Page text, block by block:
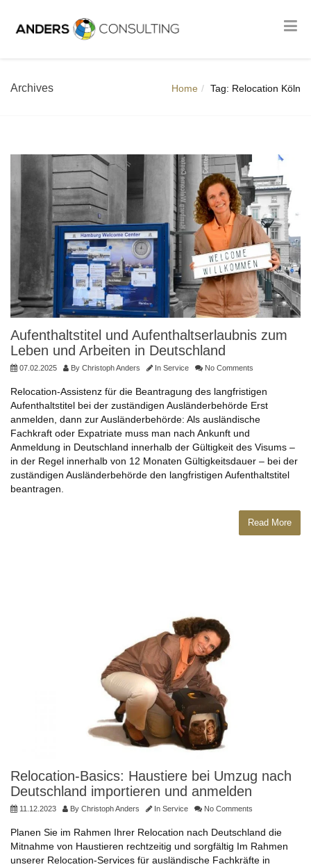
Archives Home Tag: Relocation Köln
Aufenthaltstitel und Aufenthaltserlaubnis zum
Leben und Arbeiten in Deutschland
07.02.2025 By Christoph Anders In Service No Comments
Relocation-Assistenz für die Beantragung des langfristigen
Aufenthaltstitel bei der zuständigen Ausländerbehörde Erst
anmelden, dann zur Ausländerbehörde: Als ausländische
Fachkraft oder Expatriate muss man nach Ankunft und
Anmeldung in Deutschland innerhalb der Gültigkeit des Visums –
in der Regel innerhalb von 12 Monaten Gültigkeitsdauer – bei der
zuständigen Ausländerbehörde den langfristigen Aufenthaltstitel
beantragen.
Read More
Relocation-Basics: Haustiere bei Umzug nach
Deutschland importieren und anmelden
11.12.2023 By Christoph Anders In Service No Comments
Planen Sie im Rahmen Ihrer Relocation nach Deutschland die
Mitnahme von Haustieren rechtzeitig und sorgfältig Im Rahmen
unserer Relocation-Services für ausländische Fachkräfte in